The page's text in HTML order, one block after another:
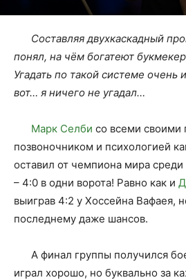
Составляя двухкаскадный
понял, на чём богатеют
Угадать по такой системе
вот… я ничего не угадал…
Марк Селби со всеми
позвоночником и психологией
оставил от чемпиона мира
– 4:0 в одни ворота! Равно как и
выиграв 4:2 у Хоссейна Вафаея,
последнему даже шансов.
А финал группы получился
играл хорошо, но буквально за